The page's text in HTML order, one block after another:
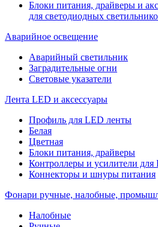
Блоки питания, драйверы и
для светодиодных
Аварийное освещение
Аварийный светильник
Заградительные огни
Световые указатели
Лента LED и аксессуары
Профиль для LED ленты
Белая
Цветная
Блоки питания, драйверы
Контроллеры и усилители для
Коннекторы и шнуры питания
Фонари ручные, налобные,
Налобные